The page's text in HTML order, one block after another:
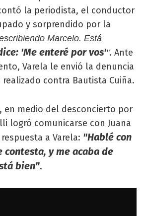
la periodista, el conductor
y sorprendido por la
Marcelo. Está
'Me enteré por vos'". Ante
Varela le envió la denuncia
contra Bautista Cuiña.
en medio del desconcierto por
logró comunicarse con Juana
a Varela: "Hablé con
contesta, y me acaba de
bien".